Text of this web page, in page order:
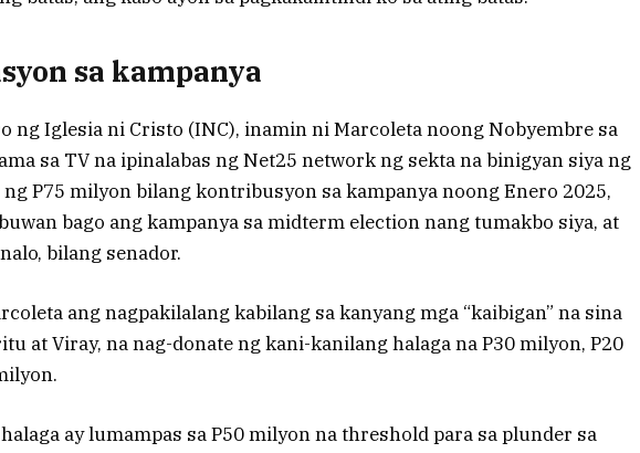
sa kampanya
ng Iglesia ni Cristo (INC), inamin ni Marcoleta noong Nobyembre sa
sa TV na ipinalabas ng Net25 network ng sekta na binigyan siya ng
ng P75 milyon bilang kontribusyon sa kampanya noong Enero 2025,
bago ang kampanya sa midterm election nang tumakbo siya, at
bilang senador.
ang nagpakilalang kabilang sa kanyang mga “kaibigan” na sina
at Viray, na nag-donate ng kani-kanilang halaga na P30 milyon, P20
ay lumampas sa P50 milyon na threshold para sa plunder sa